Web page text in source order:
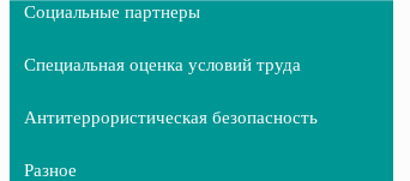
Социальные партнеры
Специальная оценка условий труда
Антитеррористическая безопасность
Разное